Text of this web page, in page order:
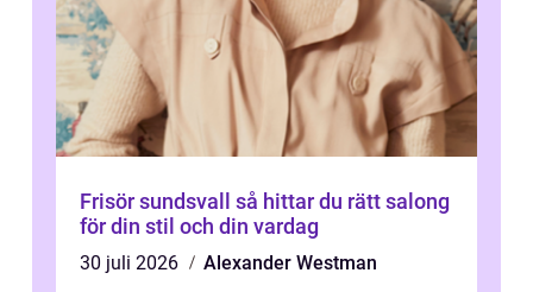
Frisör sundsvall så hittar du rätt salong
för din stil och din vardag
30 juli 2026
Alexander Westman